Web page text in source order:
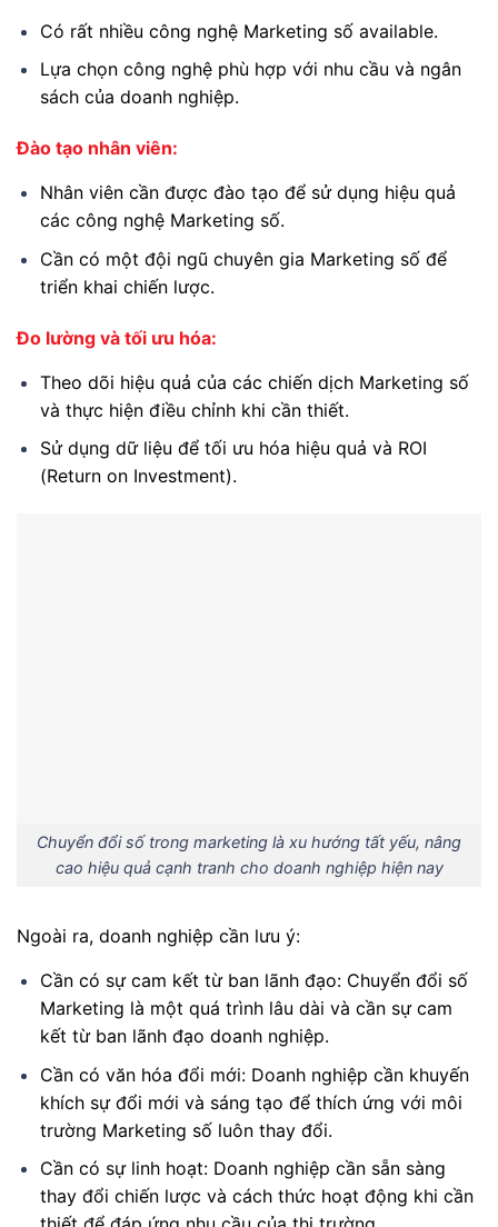
Có rất nhiều công nghệ Marketing số available.
Lựa chọn công nghệ phù hợp với nhu cầu và ngân
sách của doanh nghiệp.
Đào tạo nhân viên:
Nhân viên cần được đào tạo để sử dụng hiệu quả
các công nghệ Marketing số.
Cần có một đội ngũ chuyên gia Marketing số để
triển khai chiến lược.
Đo lường và tối ưu hóa:
Theo dõi hiệu quả của các chiến dịch Marketing số
và thực hiện điều chỉnh khi cần thiết.
Sử dụng dữ liệu để tối ưu hóa hiệu quả và ROI
(Return on Investment).
Chuyển đổi số trong marketing là xu hướng tất yếu, nâng
cao hiệu quả cạnh tranh cho doanh nghiệp hiện nay
Ngoài ra, doanh nghiệp cần lưu ý:
Cần có sự cam kết từ ban lãnh đạo: Chuyển đổi số
Marketing là một quá trình lâu dài và cần sự cam
kết từ ban lãnh đạo doanh nghiệp.
Cần có văn hóa đổi mới: Doanh nghiệp cần khuyến
khích sự đổi mới và sáng tạo để thích ứng với môi
trường Marketing số luôn thay đổi.
Cần có sự linh hoạt: Doanh nghiệp cần sẵn sàng
thay đổi chiến lược và cách thức hoạt động khi cần